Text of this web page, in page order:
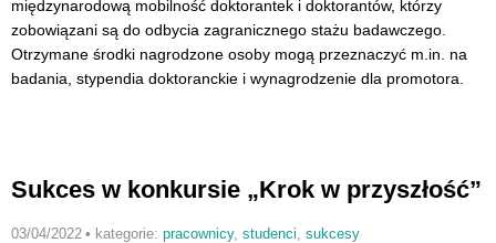
międzynarodową mobilność doktorantek i doktorantów, którzy
zobowiązani są do odbycia zagranicznego stażu badawczego.
Otrzymane środki nagrodzone osoby mogą przeznaczyć m.in. na
badania, stypendia doktoranckie i wynagrodzenie dla promotora.
Sukces w konkursie „Krok w przyszłość”
03/04/2022 • kategorie: pracownicy, studenci sukcesy